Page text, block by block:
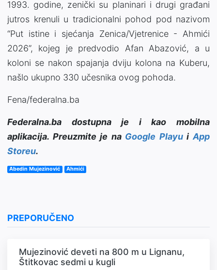
1993. godine, zenički su planinari i drugi građani
jutros krenuli u tradicionalni pohod pod nazivom
“Put istine i sjećanja Zenica/Vjetrenice - Ahmići
2026”, kojeg je predvodio Afan Abazović, a u
koloni se nakon spajanja dviju kolona na Kuberu,
našlo ukupno 330 učesnika ovog pohoda.
Fena/federalna.ba
Federalna.ba dostupna je i kao mobilna
aplikacija. Preuzmite je na Google PlayuiApp
Storeu.
Abedin Mujezinović Ahmići
PREPORUČENO
Mujezinović deveti na 800 m u Lignanu,
Štitkovac sedmi u kugli